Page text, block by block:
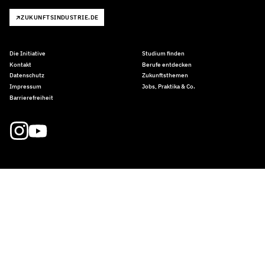
ZUKUNFTSINDUSTRIE.DE
Die Initiative
Kontakt
Datenschutz
Impressum
Barrierefreiheit
Studium finden
Berufe entdecken
Zukunftsthemen
Jobs, Praktika & Co.